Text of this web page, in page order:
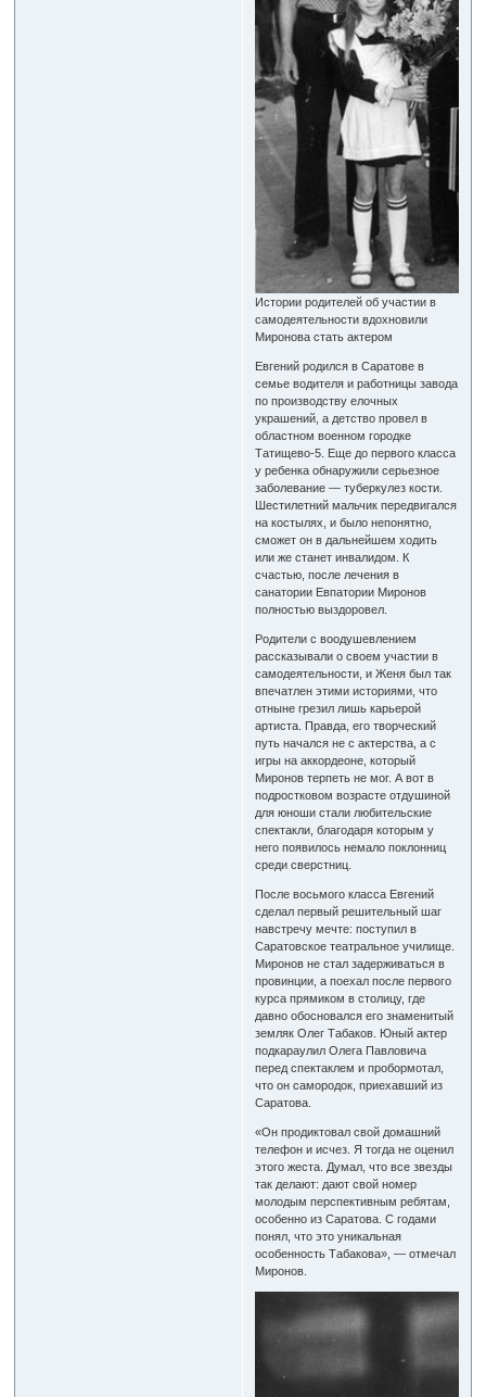
Истории родителей об участии в
самодеятельности вдохновили
Миронова стать актером
Евгений родился в Саратове в
семье водителя и работницы завода
по производству елочных
украшений, а детство провел в
областном военном городке
Татищево-5. Еще до первого класса
у ребенка обнаружили серьезное
заболевание — туберкулез кости.
Шестилетний мальчик передвигался
на костылях, и было непонятно,
сможет он в дальнейшем ходить
или же станет инвалидом. К
счастью, после лечения в
санатории Евпатории Миронов
полностью выздоровел.
Родители с воодушевлением
рассказывали о своем участии в
самодеятельности, и Женя был так
впечатлен этими историями, что
отныне грезил лишь карьерой
артиста. Правда, его творческий
путь начался не с актерства, а с
игры на аккордеоне, который
Миронов терпеть не мог. А вот в
подростковом возрасте отдушиной
для юноши стали любительские
спектакли, благодаря которым у
него появилось немало поклонниц
среди сверстниц.
После восьмого класса Евгений
сделал первый решительный шаг
навстречу мечте: поступил в
Саратовское театральное училище.
Миронов не стал задерживаться в
провинции, а поехал после первого
курса прямиком в столицу, где
давно обосновался его знаменитый
земляк Олег Табаков. Юный актер
подкараулил Олега Павловича
перед спектаклем и пробормотал,
что он самородок, приехавший из
Саратова.
«Он продиктовал свой домашний
телефон и исчез. Я тогда не оценил
этого жеста. Думал, что все звезды
так делают: дают свой номер
молодым перспективным ребятам,
особенно из Саратова. С годами
понял, что это уникальная
особенность Табакова», — отмечал
Миронов.